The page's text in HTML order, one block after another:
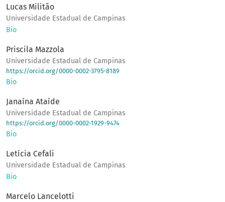
Lucas Militão
Universidade Estadual de Campinas
Bio
Priscila Mazzola
Universidade Estadual de Campinas
https://orcid.org/0000-0002-3795-8189
Bio
Janaína Ataíde
Universidade Estadual de Campinas
https://orcid.org/0000-0002-1929-9474
Bio
Letícia Cefali
Universidade Estadual de Campinas
Bio
Marcelo Lancelotti